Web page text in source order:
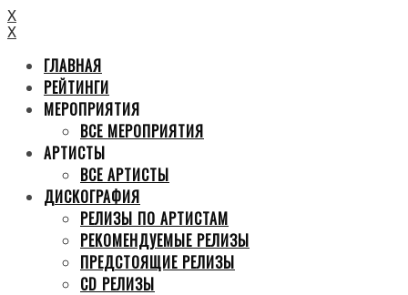
X
X
ГЛАВНАЯ
РЕЙТИНГИ
МЕРОПРИЯТИЯ
ВСЕ МЕРОПРИЯТИЯ
АРТИСТЫ
ВСЕ АРТИСТЫ
ДИСКОГРАФИЯ
РЕЛИЗЫ ПО АРТИСТАМ
РЕКОМЕНДУЕМЫЕ РЕЛИЗЫ
ПРЕДСТОЯЩИЕ РЕЛИЗЫ
CD РЕЛИЗЫ